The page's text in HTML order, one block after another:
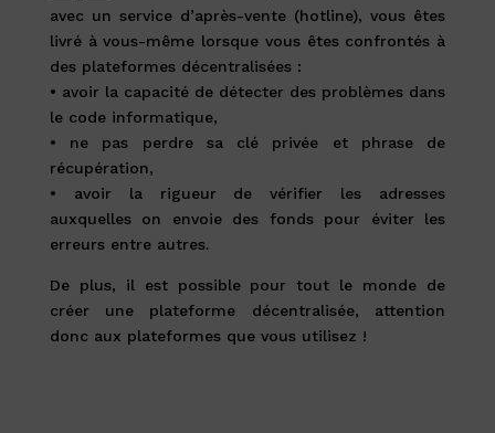
avec un service d’après-vente (hotline), vous êtes
livré à vous-même lorsque vous êtes confrontés à
des plateformes décentralisées :
• avoir la capacité de détecter des problèmes dans
le code informatique,
• ne pas perdre sa clé privée et phrase de
récupération,
• avoir la rigueur de vérifier les adresses
auxquelles on envoie des fonds pour éviter les
erreurs entre autres.
De plus, il est possible pour tout le monde de
créer une plateforme décentralisée, attention
donc aux plateformes que vous utilisez !